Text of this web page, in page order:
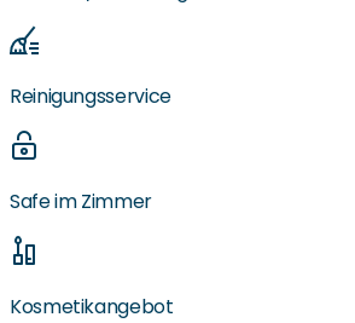
Reinigungsservice
Safe im Zimmer
Kosmetikangebot